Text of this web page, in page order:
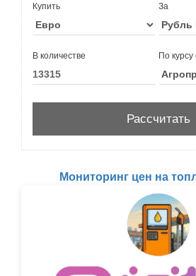
Купить За
В количестве По курсу
Мониторинг цен на